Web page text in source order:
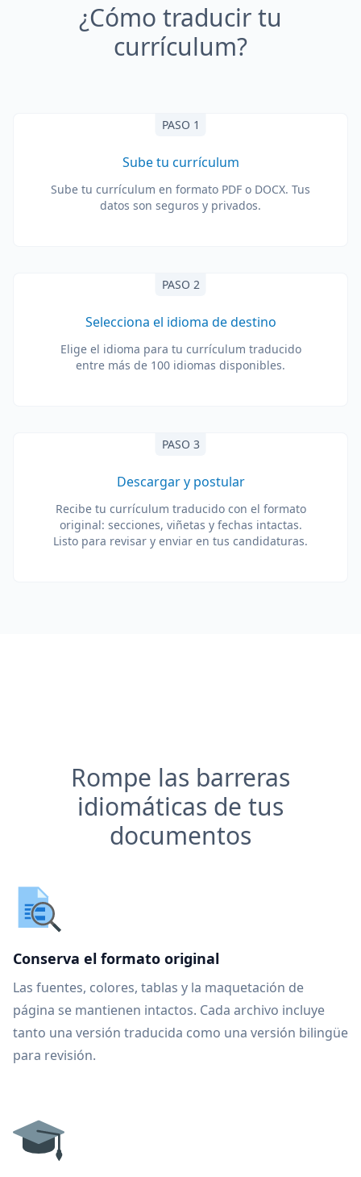
¿Cómo traducir tu
currículum?
PASO 1
Sube tu currículum
Sube tu currículum en formato PDF o DOCX. Tus
datos son seguros y privados.
PASO 2
Selecciona el idioma de destino
Elige el idioma para tu currículum traducido
entre más de 100 idiomas disponibles.
PASO 3
Descargar y postular
Recibe tu currículum traducido con el formato
original: secciones, viñetas y fechas intactas.
Listo para revisar y enviar en tus candidaturas.
Rompe las barreras
idiomáticas de tus
documentos
Conserva el formato original
Las fuentes, colores, tablas y la maquetación de
página se mantienen intactos. Cada archivo incluye
tanto una versión traducida como una versión bilingüe
para revisión.